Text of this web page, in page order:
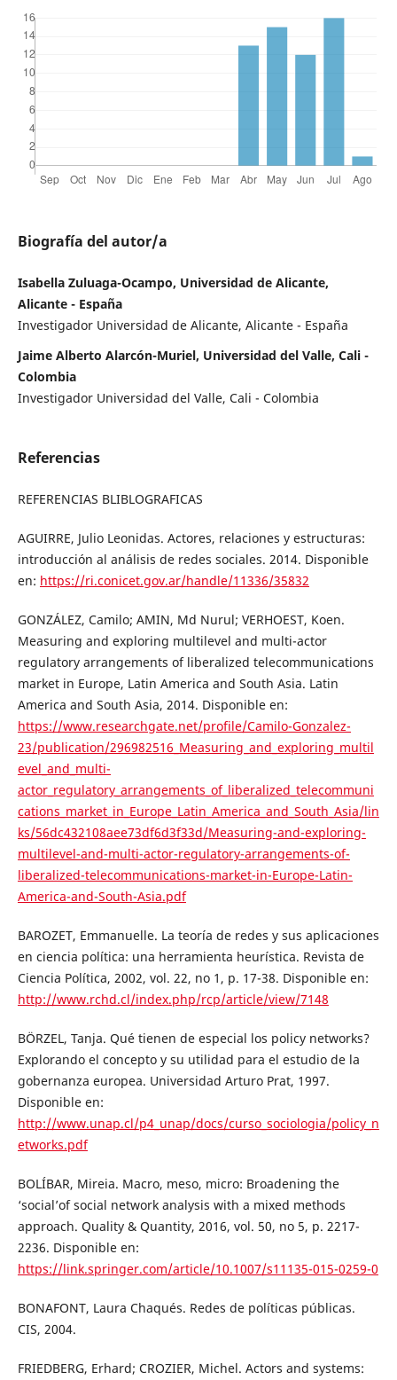
Biografía del autor/a
Isabella Zuluaga-Ocampo, Universidad de Alicante,
Alicante - España
Investigador Universidad de Alicante, Alicante - España
Jaime Alberto Alarcón-Muriel, Universidad del Valle, Cali -
Colombia
Investigador Universidad del Valle, Cali - Colombia
Referencias
REFERENCIAS BLIBLOGRAFICAS
AGUIRRE, Julio Leonidas. Actores, relaciones y estructuras:
introducción al análisis de redes sociales. 2014. Disponible
en: https://ri.conicet.gov.ar/handle/11336/35832
GONZÁLEZ, Camilo; AMIN, Md Nurul; VERHOEST, Koen.
Measuring and exploring multilevel and multi-actor
regulatory arrangements of liberalized telecommunications
market in Europe, Latin America and South Asia. Latin
America and South Asia, 2014. Disponible en:
https://www.researchgate.net/profile/Camilo-Gonzalez-
23/publication/296982516_Measuring_and_exploring_multil
evel_and_multi-
actor_regulatory_arrangements_of_liberalized_telecommuni
cations_market_in_Europe_Latin_America_and_South_Asia/lin
ks/56dc432108aee73df6d3f33d/Measuring-and-exploring-
multilevel-and-multi-actor-regulatory-arrangements-of-
liberalized-telecommunications-market-in-Europe-Latin-
America-and-South-Asia.pdf
BAROZET, Emmanuelle. La teoría de redes y sus aplicaciones
en ciencia política: una herramienta heurística. Revista de
Ciencia Política, 2002, vol. 22, no 1, p. 17-38. Disponible en:
http://www.rchd.cl/index.php/rcp/article/view/7148
BÖRZEL, Tanja. Qué tienen de especial los policy networks?
Explorando el concepto y su utilidad para el estudio de la
gobernanza europea. Universidad Arturo Prat, 1997.
Disponible en:
http://www.unap.cl/p4_unap/docs/curso_sociologia/policy_n
etworks.pdf
BOLÍBAR, Mireia. Macro, meso, micro: Broadening the
‘social’of social network analysis with a mixed methods
approach. Quality & Quantity, 2016, vol. 50, no 5, p. 2217-
2236. Disponible en:
https://link.springer.com/article/10.1007/s11135-015-0259-0
BONAFONT, Laura Chaqués. Redes de políticas públicas.
CIS, 2004.
FRIEDBERG, Erhard; CROZIER, Michel. Actors and systems: